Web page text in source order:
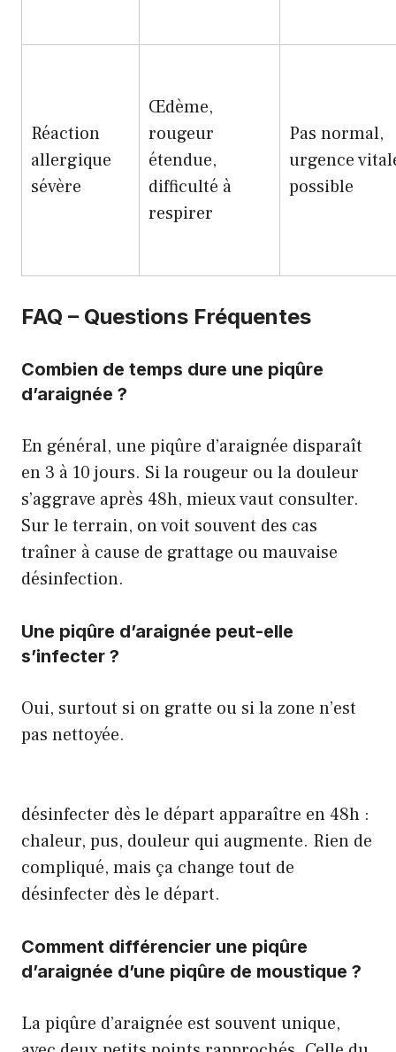
Réaction
allergique
sévère
Œdème,
rougeur
étendue,
difficulté à
respirer
Pas normal,
urgence
possible
FAQ – Questions Fréquentes
Combien de temps dure une piqûre
d’araignée ?
En général, une piqûre d’araignée disparaît
en 3 à 10 jours. Si la rougeur ou la douleur
s’aggrave après 48h, mieux vaut consulter.
Sur le terrain, on voit souvent des cas
traîner à cause de grattage ou mauvaise
désinfection.
Une piqûre d’araignée peut-elle
s’infecter ?
Oui, surtout si on gratte ou si la zone n’est
pas nettoyée.
désinfecter dès le départ apparaître en 48h :
chaleur, pus, douleur qui augmente. Rien de
compliqué, mais ça change tout de
désinfecter dès le départ.
Comment différencier une piqûre
d’araignée d’une piqûre de moustique ?
La piqûre d’araignée est souvent unique,